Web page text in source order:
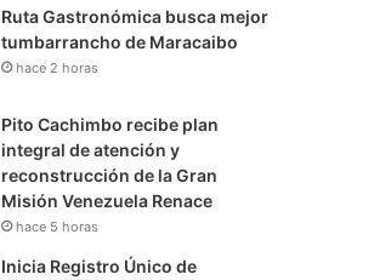
Ruta Gastronómica busca mejor
tumbarrancho de Maracaibo
hace 2 horas
Pito Cachimbo recibe plan
integral de atención y
reconstrucción de la Gran
Misión Venezuela Renace
hace 5 horas
Inicia Registro Único de